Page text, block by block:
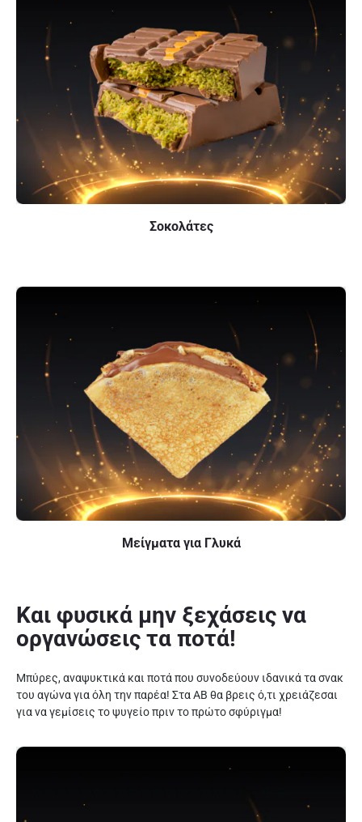
Σοκολάτες
Μείγματα για Γλυκά
Και φυσικά μην ξεχάσεις να
οργανώσεις τα ποτά!
Μπύρες, αναψυκτικά και ποτά που συνοδεύουν ιδανικά τα σνακ
του αγώνα για όλη την παρέα! Στα ΑΒ θα βρεις ό,τι χρειάζεσαι
για να γεμίσεις το ψυγείο πριν το πρώτο σφύριγμα!